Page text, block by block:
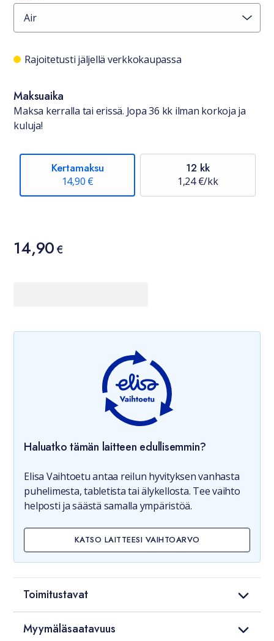
Saatavuustiedot
Rajoitetusti jäljellä verkkokaupassa
Maksuaika
Maksa kerralla tai erissä. Jopa 36 kk ilman korkoja ja
kuluja!
Kertamaksu
14,90 €
12 kk
1,24 €/kk
Hinta
14,90 €
14,90€
Haluatko tämän laitteen edullisemmin?
Elisa Vaihtoetu antaa reilun hyvityksen vanhasta
puhelimesta, tabletista tai älykellosta. Tee vaihto
helposti ja säästä samalla ympäristöä.
KATSO LAITTEESI VAIHTOARVO
Toimitustavat
Myymäläsaatavuus